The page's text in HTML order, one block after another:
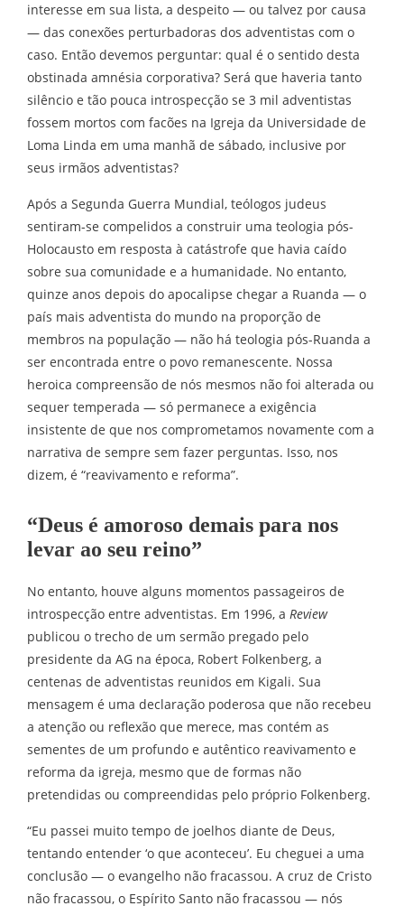
interesse em sua lista, a despeito — ou talvez por causa
— das conexões perturbadoras dos adventistas com o
caso. Então devemos perguntar: qual é o sentido desta
obstinada amnésia corporativa? Será que haveria tanto
silêncio e tão pouca introspecção se 3 mil adventistas
fossem mortos com facões na Igreja da Universidade de
Loma Linda em uma manhã de sábado, inclusive por
seus irmãos adventistas?
Após a Segunda Guerra Mundial, teólogos judeus
sentiram-se compelidos a construir uma teologia pós-
Holocausto em resposta à catástrofe que havia caído
sobre sua comunidade e a humanidade. No entanto,
quinze anos depois do apocalipse chegar a Ruanda — o
país mais adventista do mundo na proporção de
membros na população — não há teologia pós-Ruanda a
ser encontrada entre o povo remanescente. Nossa
heroica compreensão de nós mesmos não foi alterada ou
sequer temperada — só permanece a exigência
insistente de que nos comprometamos novamente com a
narrativa de sempre sem fazer perguntas. Isso, nos
dizem, é “reavivamento e reforma”.
“Deus é amoroso demais para nos
levar ao seu reino”
No entanto, houve alguns momentos passageiros de
introspecção entre adventistas. Em 1996, a Review
publicou o trecho de um sermão pregado pelo
presidente da AG na época, Robert Folkenberg, a
centenas de adventistas reunidos em Kigali. Sua
mensagem é uma declaração poderosa que não recebeu
a atenção ou reflexão que merece, mas contém as
sementes de um profundo e autêntico reavivamento e
reforma da igreja, mesmo que de formas não
pretendidas ou compreendidas pelo próprio Folkenberg.
“Eu passei muito tempo de joelhos diante de Deus,
tentando entender ‘o que aconteceu’. Eu cheguei a uma
conclusão — o evangelho não fracassou. A cruz de Cristo
não fracassou, o Espírito Santo não fracassou — nós